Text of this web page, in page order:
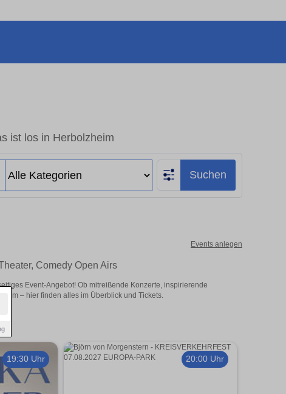
ist los in Herbolzheim
Suchen
Events anlegen
Comedy Open Airs
Event-Angebot! Ob mitreißende Konzerte, inspirierende
– hier finden alles im Überblick und Tickets.
19:30 Uhr 20:00 Uhr